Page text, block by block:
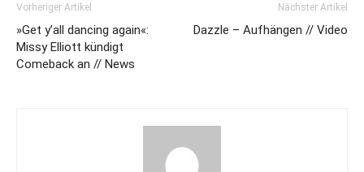
Vorheriger Artikel
»Get y’all dancing again«:
Missy Elliott kündigt
Comeback an // News
Nächster Artikel
Dazzle – Aufhängen // Video